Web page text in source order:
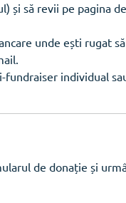
și să revii pe pagina
unde ești rugat
individual
de donație și